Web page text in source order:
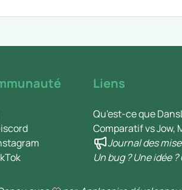
Liens
Qu'est-ce que
Comparatif vs Jow,
Journal des
Un bug ? Une idée